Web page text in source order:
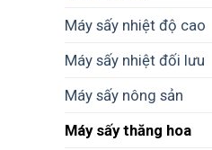
Máy sấy nhiệt độ cao
Máy sấy nhiệt đối lưu
Máy sấy nông sản
Máy sấy thăng hoa